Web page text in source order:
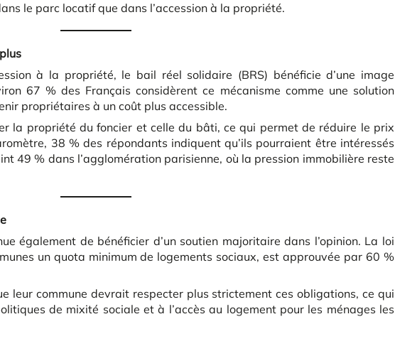
le parc locatif que dans l’accession à la propriété.
à la propriété, le bail réel solidaire (BRS) bénéficie d’une image
67 % des Français considèrent ce mécanisme comme une solution
propriétaires à un coût plus accessible.
la propriété du foncier et celle du bâti, ce qui permet de réduire le prix
38 % des répondants indiquent qu’ils pourraient être intéressés
49 % dans l’agglomération parisienne, où la pression immobilière reste
également de bénéficier d’un soutien majoritaire dans l’opinion. La loi
un quota minimum de logements sociaux, est approuvée par 60 %
leur commune devrait respecter plus strictement ces obligations, ce qui
de mixité sociale et à l’accès au logement pour les ménages les